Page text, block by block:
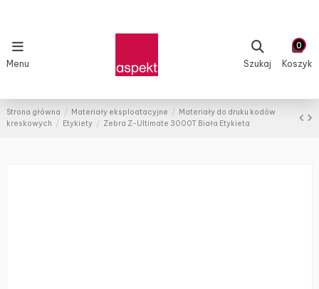
Menu Szukaj
0
Koszyk
Strona główna Materiały eksploatacyjne
Materiały do druku kodów
kreskowych
Etykiety Zebra Z-Ultimate 3000T Biała Etykieta